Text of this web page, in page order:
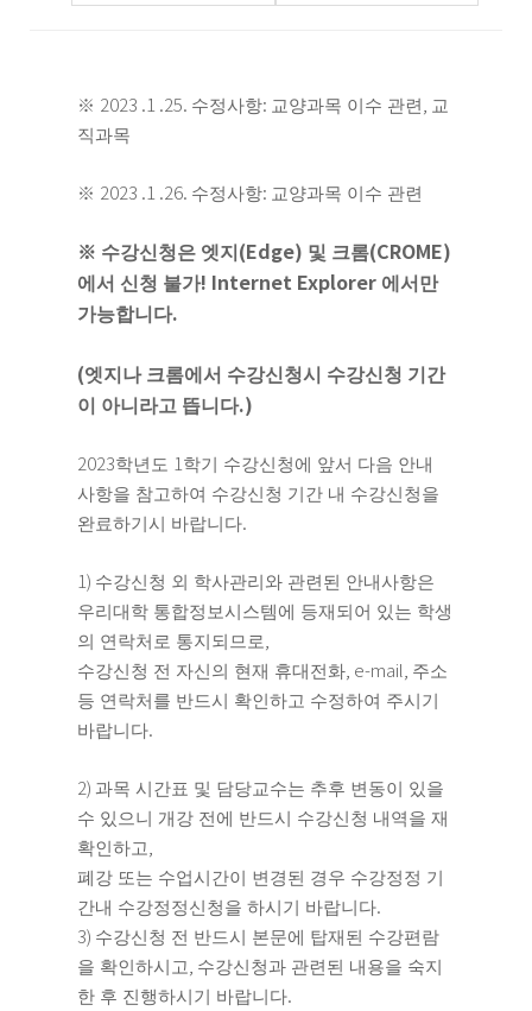
※ 2023 .1 .25. 수정사항: 교양과목 이수 관련
교
직과목
※ 2023 .1 .26. 수정사항: 교양과목 이수 관련
※ 수강신청은 엣지 (Edge) 및 크롬(CROME)
에서 신청 불가! Internet Explorer 에서만
가능합니다.
(엣지나 크롬에서 수강신청시 수강신청 기간
이 아니라고 뜹니다.)
2023학년도 1 학기 수강신청에 앞서 다음 안내
사항을 참고하여 수강신청 기간 내 수강신청을
완료하기시 바랍니다.
1) 수강신청 외 학사관리와 관련된 안내사항은
우리대학 통합정보시스템에 등재되어 있는 학생
의 연락처로 통지되므로
수강신청 전 자신의 현재 휴대전화 , e-mail,
주소
등 연락처를 반드시 확인하고 수정하여 주시기
바랍니다.
2) 과목 시간표 및 담당교수는 추후 변동이 있을
수 있으니 개강 전에 반드시 수강신청 내역을 재
확인하고
폐강 또는 수업시간이 변경된 경우 수강정정 기
간내 수강정정신청을 하시기 바랍니다.
3) 수강신청 전 반드시 본문에 탑재된 수강편람
을 확인하시고
수강신청과 관련된 내용을 숙지
한 후 진행하시기 바랍니다.